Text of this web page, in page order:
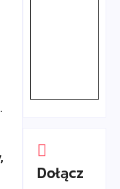
Dołącz